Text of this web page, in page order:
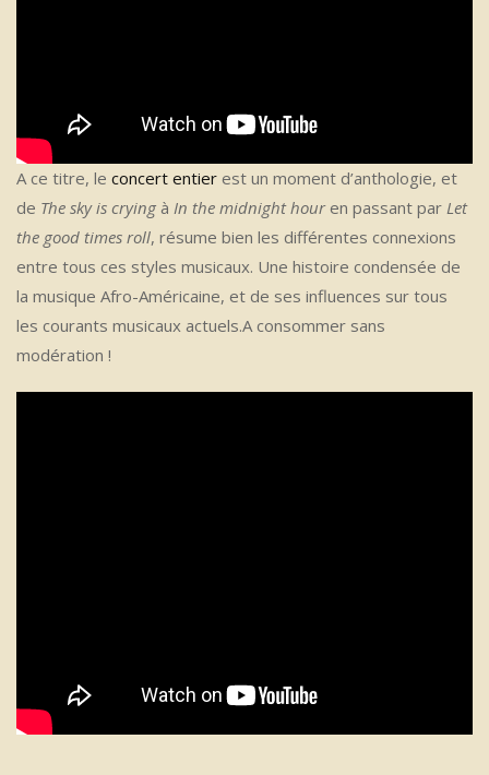
A ce titre, le concert entier est un moment d’anthologie, et
de The sky is crying à In the midnight houren passant par Let
the good times roll, résume bien les différentes connexions
entre tous ces styles musicaux. Une histoire condensée de
la musique Afro-Américaine, et de ses influences sur tous
les courants musicaux actuels.A consommer sans
modération !